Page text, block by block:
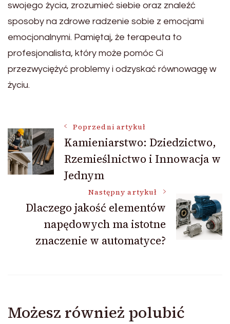
swojego życia, zrozumieć siebie oraz znaleźć
sposoby na zdrowe radzenie sobie z emocjami
emocjonalnymi. Pamiętaj, że terapeuta to
profesjonalista, który może pomóc Ci
przezwyciężyć problemy i odzyskać równowagę w
życiu.
Nawigacja
wpisu
Poprzedni artykuł
Kamieniarstwo: Dziedzictwo,
Rzemieślnictwo i Innowacja w
Jednym
Następny artykuł
Dlaczego jakość elementów
napędowych ma istotne
znaczenie w automatyce?
Możesz również polubić